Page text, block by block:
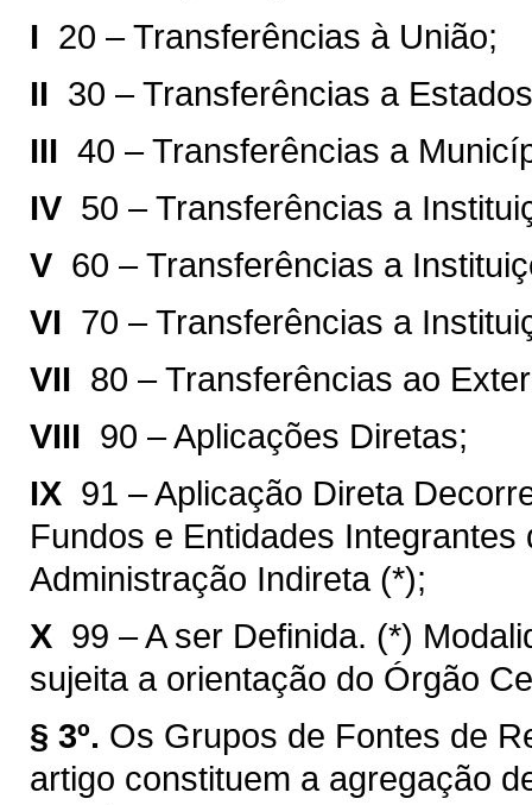
I  20 – Transferências à União;
II  30 – Transferências a
III  40 – Transferências a
IV  50 – Transferências a
V  60 – Transferências a
VI  70 – Transferências a
VII  80 – Transferências ao
VIII  90 – Aplicações Diretas;
IX  91 – Aplicação Direta
Fundos e Entidades
Administração Indireta (*);
X  99 – A ser Definida. (*)
sujeita a orientação do Órgão
§ 3º. Os Grupos de Fontes de
artigo constituem a agregação